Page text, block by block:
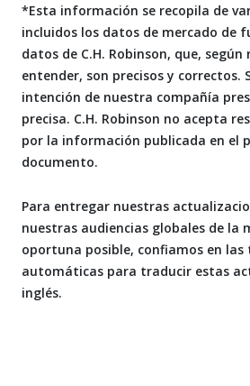
*Esta información se recopila de
incluidos los datos de mercado de
datos de C.H. Robinson, que,
entender, son precisos y correctos.
intención de nuestra compañía
precisa. C.H. Robinson no acepta
por la información publicada en el
documento.
Para entregar nuestras
nuestras audiencias globales de la
oportuna posible, confiamos en las
automáticas para traducir estas
inglés.